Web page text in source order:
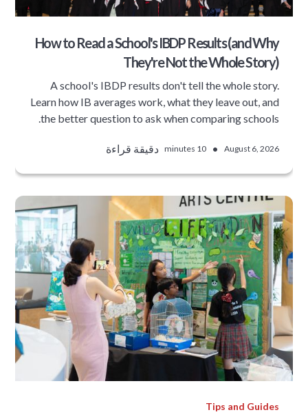
How to Read a School's IBDP Results (and Why
They're Not the Whole Story)
A school's IBDP results don't tell the whole story.
Learn how IB averages work, what they leave out, and
the better question to ask when comparing schools.
August 6, 2026
•
10 minutes دقيقة قراءة
Tips and Guides